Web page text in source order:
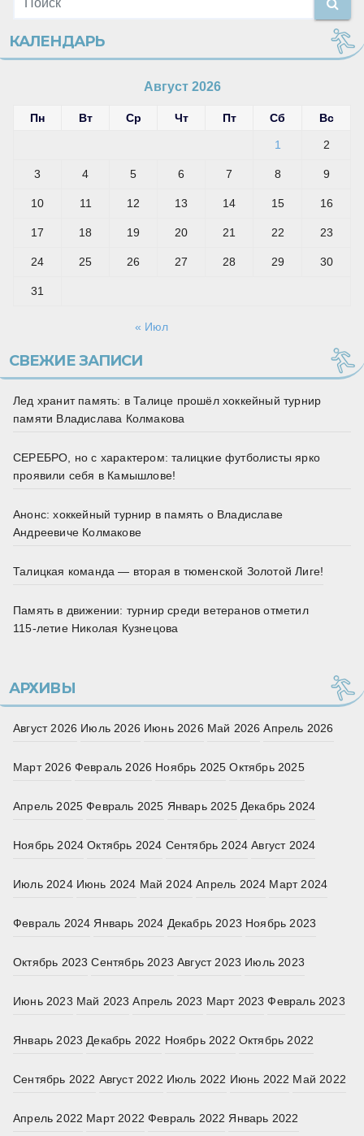
КАЛЕНДАРЬ
Август 2026
Пн Вт Ср Чт Пт Сб Вс
1 2
3 4 5 6 7 8 9
10 11 12 13 14 15 16
17 18 19 20 21 22 23
24 25 26 27 28 29 30
31
« Июл
СВЕЖИЕ ЗАПИСИ
Лед хранит память: в Талице прошёл хоккейный турнир
памяти Владислава Колмакова
СЕРЕБРО, но с характером: талицкие футболисты ярко
проявили себя в Камышлове!
Анонс: хоккейный турнир в память о Владиславе
Андреевиче Колмакове
Талицкая команда — вторая в тюменской Золотой Лиге!
Память в движении: турнир среди ветеранов отметил
115‑летие Николая Кузнецова
АРХИВЫ
Август 2026 Июль 2026 Июнь 2026 Май 2026 Апрель 2026
Март 2026 Февраль 2026 Ноябрь 2025 Октябрь 2025
Апрель 2025 Февраль 2025 Январь 2025 Декабрь 2024
Ноябрь 2024 Октябрь 2024 Сентябрь 2024 Август 2024
Июль 2024 Июнь 2024 Май 2024 Апрель 2024 Март 2024
Февраль 2024 Январь 2024 Декабрь 2023 Ноябрь 2023
Октябрь 2023 Сентябрь 2023 Август 2023 Июль 2023
Июнь 2023 Май 2023 Апрель 2023 Март 2023 Февраль 2023
Январь 2023 Декабрь 2022 Ноябрь 2022 Октябрь 2022
Сентябрь 2022 Август 2022 Июль 2022 Июнь 2022 Май 2022
Апрель 2022 Март 2022 Февраль 2022 Январь 2022